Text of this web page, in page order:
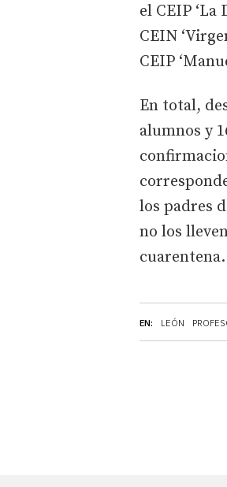
EN: LEÓN
el CEIP ‘La
CEIN
CEIP
En total,
alumnos y
los padres
no los
cuarentena.